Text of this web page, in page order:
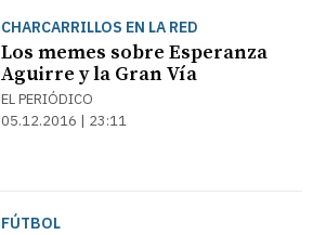
CHARCARRILLOS EN LA RED
Los memes sobre Esperanza
Aguirre y la Gran Vía
EL PERIÓDICO
05.12.2016 | 23:11
FÚTBOL